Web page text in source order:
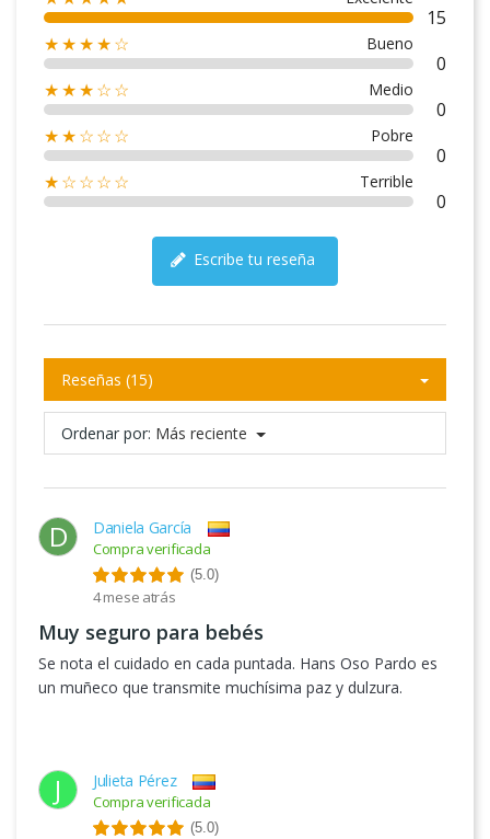
15
★★★★☆ Bueno
0
★★★☆☆ Medio
0
★★☆☆☆ Pobre
0
★☆☆☆☆ Terrible
0
Escribe tu reseña
Reseñas (15)
Ordenar por: Más reciente
D Daniela García
Compra verificada
(5.0)
4 mese atrás
Muy seguro para bebés
Se nota el cuidado en cada puntada. Hans Oso Pardo es
un muñeco que transmite muchísima paz y dulzura.
J Julieta Pérez
Compra verificada
(5.0)